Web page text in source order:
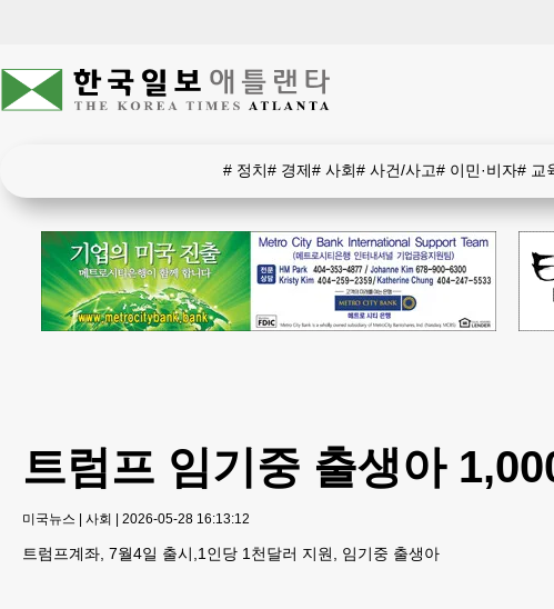
# 정치# 경제# 사회# 사건/사고# 이민·비자# 교
트럼프 임기중 출생아
미국뉴스 | 사회 | 2026-05-28 16:13:12
트럼프계좌, 7월4일 출시,1인당 1천달러 지원, 임기중 출생아